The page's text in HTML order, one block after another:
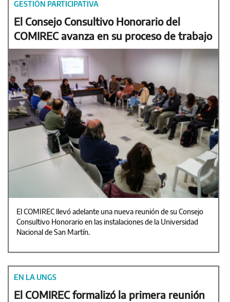
GESTIÓN PARTICIPATIVA
El Consejo Consultivo Honorario del
COMIREC avanza en su proceso de trabajo
El COMIREC llevó adelante una nueva reunión de su Consejo
Consultivo Honorario en las instalaciones de la Universidad
Nacional de San Martín.
EN LA UNGS
El COMIREC formalizó la primera reunión